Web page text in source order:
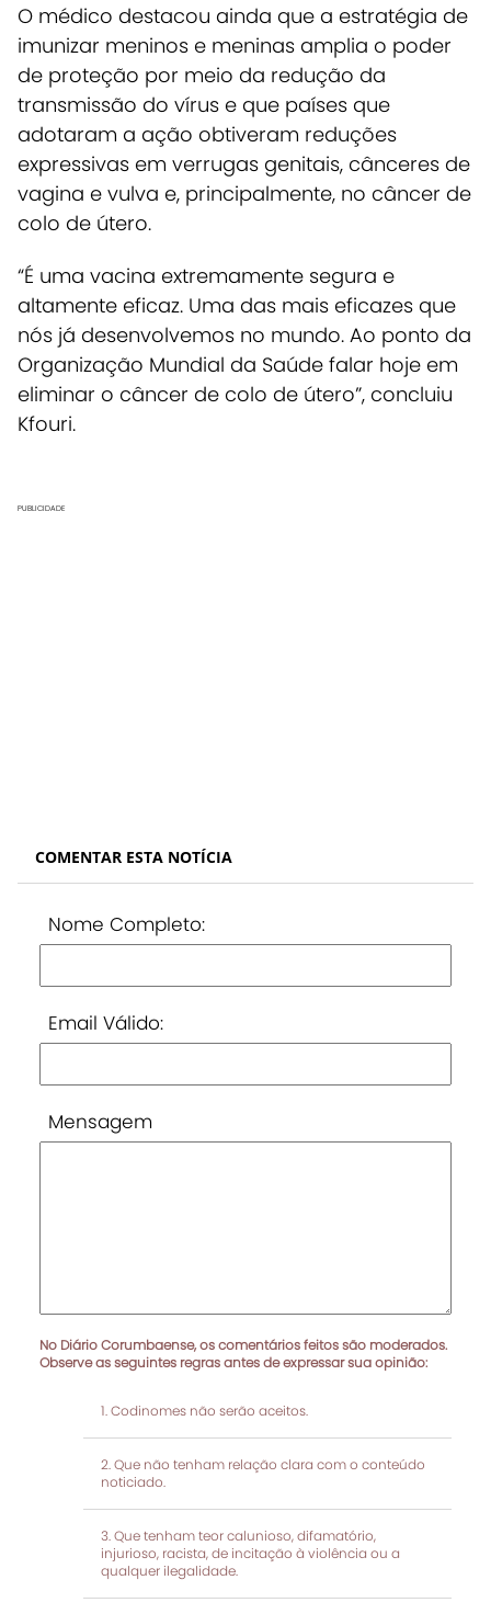
O médico destacou ainda que a estratégia de
imunizar meninos e meninas amplia o poder
de proteção por meio da redução da
transmissão do vírus e que países que
adotaram a ação obtiveram reduções
expressivas em verrugas genitais, cânceres de
vagina e vulva e, principalmente, no câncer de
colo de útero.
“É uma vacina extremamente segura e
altamente eficaz. Uma das mais eficazes que
nós já desenvolvemos no mundo. Ao ponto da
Organização Mundial da Saúde falar hoje em
eliminar o câncer de colo de útero”, concluiu
Kfouri.
PUBLICIDADE
COMENTAR ESTA NOTÍCIA
Nome Completo:
Email Válido:
Mensagem
No Diário Corumbaense, os comentários feitos são moderados.
Observe as seguintes regras antes de expressar sua opinião:
Codinomes não serão aceitos.
Que não tenham relação clara com o conteúdo
noticiado.
Que tenham teor calunioso, difamatório,
injurioso, racista, de incitação à violência ou a
qualquer ilegalidade.